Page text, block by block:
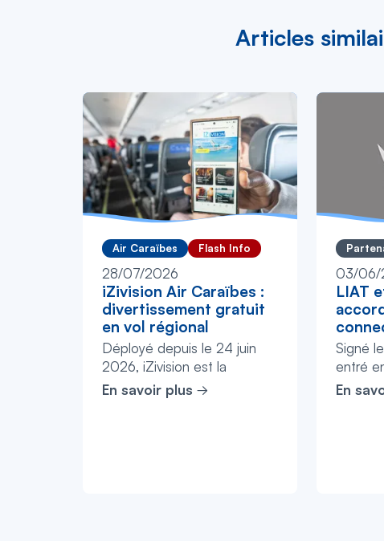
Articles
Air Caraïbes Flash Info
28/07/2026
iZivision Air Caraïbes :
divertissement gratuit
en vol régional
Déployé depuis le 24 juin
2026, iZivision est la
nouvelle plateforme de
divertissement gratuite d'Air
En savoir plus
03/06/
LIAT
Signé
entré
2026,
En